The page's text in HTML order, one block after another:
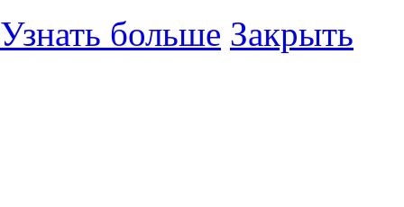
Узнать больше Закрыть